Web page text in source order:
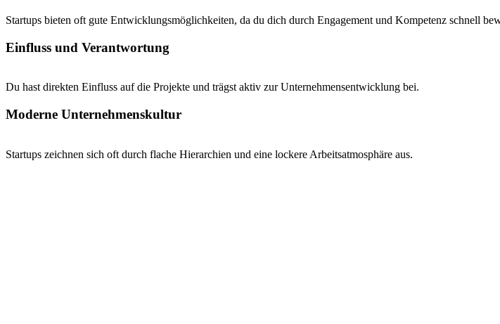
Startups bieten oft gute Entwicklungsmöglichkeiten, da du dich durch Engagement und Kompetenz schnell
Einfluss und Verantwortung
Du hast direkten Einfluss auf die Projekte und trägst aktiv zur Unternehmensentwicklung bei.
Moderne Unternehmenskultur
Startups zeichnen sich oft durch flache Hierarchien und eine lockere Arbeitsatmosphäre aus.